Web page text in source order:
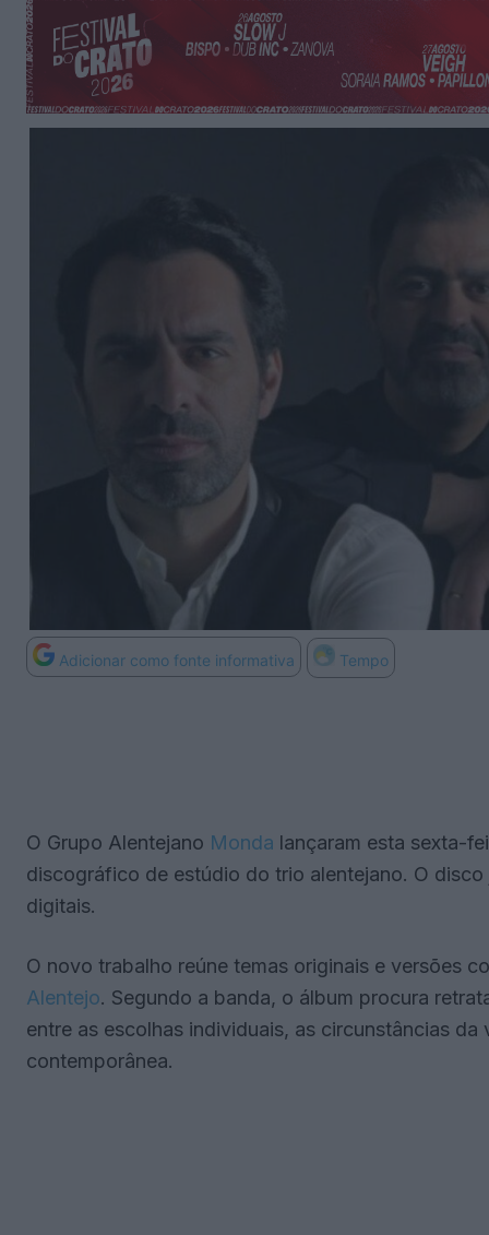
Adicionar como fonte informativa Tempo
O Grupo Alentejano Monda lançaram esta sexta-
discográfico de estúdio do trio alentejano. O
digitais.
O novo trabalho reúne temas originais e versões
Alentejo. Segundo a banda, o álbum procura
entre as escolhas individuais, as circunstâncias
contemporânea.